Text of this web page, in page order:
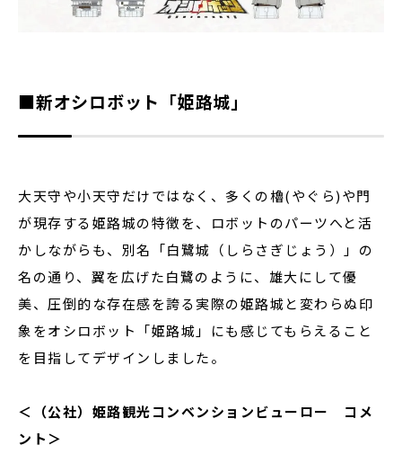
■新オシロボット「姫路城」
大天守や小天守だけではなく、多くの櫓(やぐら)や門
が現存する姫路城の特徴を、ロボットのパーツへと活
かしながらも、別名「白鷺城（しらさぎじょう）」の
名の通り、翼を広げた白鷺のように、雄大にして優
美、圧倒的な存在感を誇る実際の姫路城と変わらぬ印
象をオシロボット「姫路城」にも感じてもらえること
を目指してデザインしました。
＜（公社）姫路観光コンベンションビューロー コメ
ント＞